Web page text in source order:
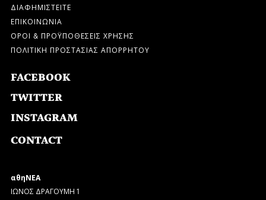
ΔΙΑΦΗΜΙΣΤΕΙΤΕ
ΕΠΙΚΟΙΝΩΝΙΑ
ΟΡΟΙ & ΠΡΟΫΠΟΘΕΣΕΙΣ ΧΡΗΣΗΣ
ΠΟΛΙΤΙΚΗ ΠΡΟΣΤΑΣΙΑΣ ΑΠΟΡΡΗΤΟΥ
FACEBOOK
TWITTER
INSTAGRAM
CONTACT
αθηΝΕΑ
ΙΩΝΟΣ ΔΡΑΓΟΥΜΗ 1